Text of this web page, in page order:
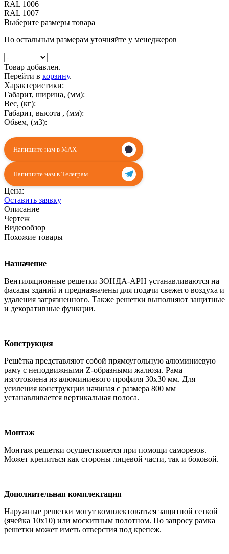
RAL 1006
RAL 1007
Выберите размеры товара
По остальным размерам уточняйте у менеджеров
Товар добавлен.
Перейти в корзину.
Характеристики:
Габарит, ширина, (мм):
Вес, (кг):
Габарит, высота , (мм):
Обьем, (м3):
Напишите нам в MAX
Напишите нам в Телеграм
Цена:
Оставить заявку
Описание
Чертеж
Видеообзор
Похожие товары
Назначение
Вентиляционные решетки ЗОНДА-АРН устанавливаются на
фасады зданий и предназначены для подачи свежего воздуха и
удаления загрязненного. Также решетки выполняют защитные
и декоративные функции.
Конструкция
Решётка представляют собой прямоугольную алюминиевую
раму с неподвижными Z-образными жалюзи. Рама
изготовлена из алюминиевого профиля 30х30 мм. Для
усиления конструкции начиная с размера 800 мм
устанавливается вертикальная полоса.
Монтаж
Монтаж решетки осуществляется при помощи саморезов.
Может крепиться как стороны лицевой части, так и боковой.
Дополнительная комплектация
Наружные решетки могут комплектоваться защитной сеткой
(ячейка 10х10) или москитным полотном. По запросу рамка
решетки может иметь отверстия под крепеж.